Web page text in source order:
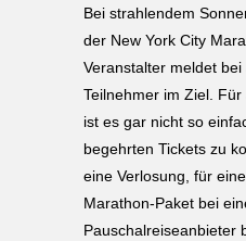
Bei strahlendem
der New York City
Veranstalter meldet
Teilnehmer im Ziel.
ist es gar nicht so
begehrten Tickets zu
eine Verlosung, für
Marathon-Paket bei
Pauschalreiseanbieter